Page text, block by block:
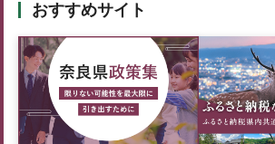
おすすめサイト